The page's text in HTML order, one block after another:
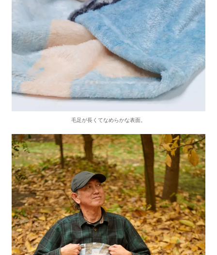
毛足が長くてなめらかな表面。